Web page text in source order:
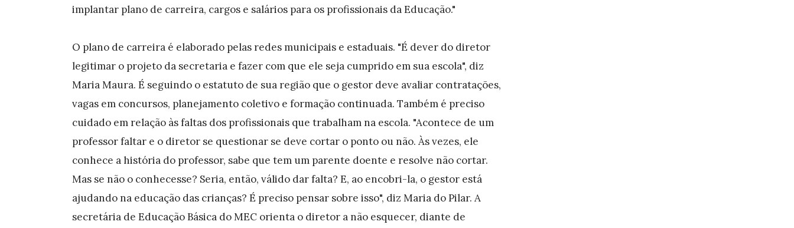
implantar plano de carreira, cargos e salários para os profissionais da Educação."
O plano de carreira é elaborado pelas redes municipais e estaduais. "É dever do diretor
legitimar o projeto da secretaria e fazer com que ele seja cumprido em sua escola", diz
Maria Maura. É seguindo o estatuto de sua região que o gestor deve avaliar contratações,
vagas em concursos, planejamento coletivo e formação continuada. Também é preciso
cuidado em relação às faltas dos profissionais que trabalham na escola. "Acontece de um
professor faltar e o diretor se questionar se deve cortar o ponto ou não. Às vezes, ele
conhece a história do professor, sabe que tem um parente doente e resolve não cortar.
Mas se não o conhecesse? Seria, então, válido dar falta? E, ao encobri-la, o gestor está
ajudando na educação das crianças? É preciso pensar sobre isso", diz Maria do Pilar. A
secretária de Educação Básica do MEC orienta o diretor a não esquecer, diante de